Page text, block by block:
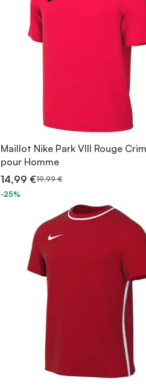
Maillot Nike Park VIII Rouge
pour Homme
14,99 €19,99 €
-25%